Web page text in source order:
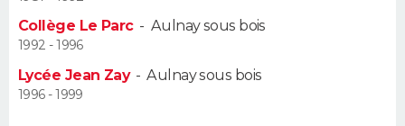
Alimentation
Guide de la santé
Maladies
Médicaments
Sommeil
VOYAGE
Destinations
City break
Voyage nature
Voyage de noces
Forum
Climat
+
PHOTO
Collège Le Parc- Aulnay sous bois
1992 - 1996
Lycée Jean Zay-Aulnay sous bois
1996 - 1999